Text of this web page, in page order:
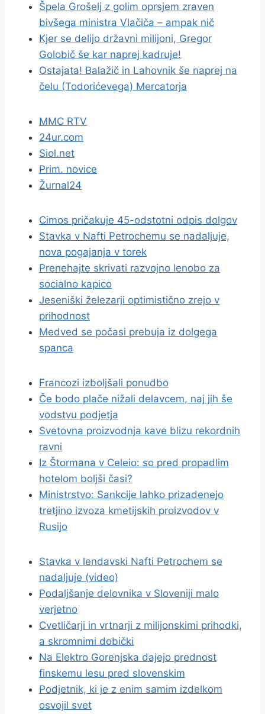
Špela Grošelj z golim oprsjem zraven
bivšega ministra Vlačiča – ampak nič
Kjer se delijo državni milijoni, Gregor
Golobič še kar naprej kadruje!
Ostajata! Balažič in Lahovnik še naprej na
čelu (Todorićevega) Mercatorja
MMC RTV
24ur.com
Siol.net
Prim. novice
Žurnal24
Cimos pričakuje 45-odstotni odpis dolgov
Stavka v Nafti Petrochemu se nadaljuje,
nova pogajanja v torek
Prenehajte skrivati razvojno lenobo za
socialno kapico
Jeseniški železarji optimistično zrejo v
prihodnost
Medved se počasi prebuja iz dolgega
spanca
Francozi izboljšali ponudbo
Če bodo plače nižali delavcem, naj jih še
vodstvu podjetja
Svetovna proizvodnja kave blizu rekordnih
ravni
Iz Štormana v Celeio: so pred propadlim
hotelom boljši časi?
Ministrstvo: Sankcije lahko prizadenejo
tretjino izvoza kmetijskih proizvodov v
Rusijo
Stavka v lendavski Nafti Petrochem se
nadaljuje (video)
Podaljšanje delovnika v Sloveniji malo
verjetno
Cvetličarji in vrtnarji z milijonskimi prihodki,
a skromnimi dobički
Na Elektro Gorenjska dajejo prednost
finskemu lesu pred slovenskim
Podjetnik, ki je z enim samim izdelkom
osvojil svet